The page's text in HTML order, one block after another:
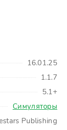
16.01.25
1.1.7
5.1+
Симуляторы
Publishing